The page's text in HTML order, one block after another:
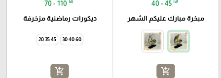
40 - 45
مبخرة مبارك عليكم الشهر
add_shopping_cart
70 - 110
ديكورات رماضنية مزخرفة
60 40 30
45 35 20
add_shopping_cart